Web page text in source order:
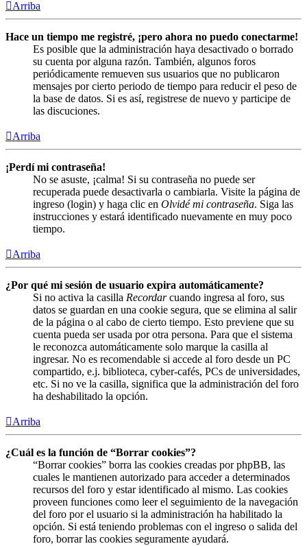
Arriba
Hace un tiempo me registré, ¡pero ahora no puedo conectarme!
Es posible que la administración haya desactivado o borrado
su cuenta por alguna razón. También, algunos foros
periódicamente remueven sus usuarios que no publicaron
mensajes por cierto periodo de tiempo para reducir el peso de
la base de datos. Si es así, registrese de nuevo y participe de
las discuciones.
Arriba
¡Perdí mi contraseña!
No se asuste, ¡calma! Si su contraseña no puede ser
recuperada puede desactivarla o cambiarla. Visite la página de
ingreso (login) y haga clic en Olvidé mi contraseña. Siga las
instrucciones y estará identificado nuevamente en muy poco
tiempo.
Arriba
¿Por qué mi sesión de usuario expira automáticamente?
Si no activa la casilla Recordarcuando ingresa al foro, sus
datos se guardan en una cookie segura, que se elimina al salir
de la página o al cabo de cierto tiempo. Esto previene que su
cuenta pueda ser usada por otra persona. Para que el sistema
le reconozca automáticamente solo marque la casilla al
ingresar. No es recomendable si accede al foro desde un PC
compartido, e.j. biblioteca, cyber-cafés, PCs de universidades,
etc. Si no ve la casilla, significa que la administración del foro
ha deshabilitado la opción.
Arriba
¿Cuál es la función de “Borrar cookies”?
“Borrar cookies” borra las cookies creadas por phpBB, las
cuales le mantienen autorizado para acceder a determinados
recursos del foro y estar identificado al mismo. Las cookies
proveen funciones como leer el seguimiento de la navegación
del foro por el usuario si la administración ha habilitado la
opción. Si está teniendo problemas con el ingreso o salida del
foro, borrar las cookies seguramente ayudará.